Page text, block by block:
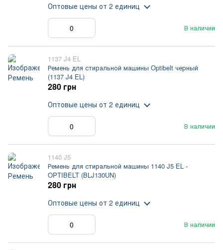
В наличии
Оптовые цены от 2 единиц
1137 J4 EL
Ремень для стиральной машины Optibelt черный
(1137 J4 EL)
В наличии
280 грн
Оптовые цены от 2 единиц
1140 J5
Ремень для стиральной машины 1140 J5 EL -
OPTIBELT (BLJ130UN)
В наличии
280 грн
Оптовые цены от 2 единиц